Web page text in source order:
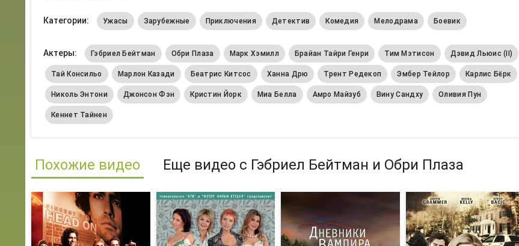
Категории: Ужасы Зарубежные Приключения Детектив Комедия Мелодрама Боевик
Актеры: Гэбриел Бейтман Обри Плаза Марк Хэмилл Брайан Тайри Генри Тим Мэтисон Дэвид Льюис (II)
Тай Консильо Марлон Казади Беатрис Китсос Ханна Дрю Трент Редекоп Эмбер Тейлор Карлис Бёрк
Николь Энтони Джонсон Фэн Кристин Йорк Миа Белла Амро Майзуб Вину Сандху Оливия Пун
Кеннет Тайнен
Похожие видео Еще видео с Гэбриел Бейтман и Обри Плаза